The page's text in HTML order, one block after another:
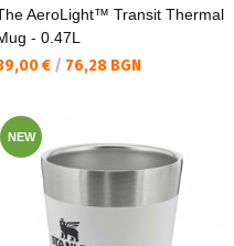
AeroLight™ Transit Thermal
- 0.47L
цена:
€ / 76,28 BGN
NEW